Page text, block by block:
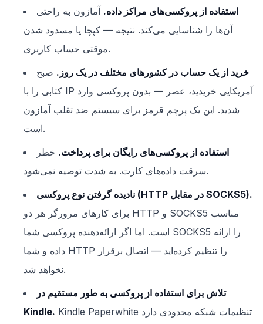
استفاده از پروکسی‌های مراکز داده. آمازون به راحتی
آن‌ها را شناسایی می‌کند. نتیجه — کپچا یا مسدود شدن
موقتی حساب کاربری.
خرید از یک حساب در کشورهای مختلف در یک روز. صبح
کتابی را با IP آمریکایی خریدید، عصر — بدون پروکسی وارد
شدید. این یک پرچم قرمز برای سیستم ضد تقلب آمازون
است.
استفاده از پروکسی‌های رایگان برای پرداخت. خطر
سرقت داده‌های کارت. به شدت توصیه نمی‌شود.
نادیده گرفتن نوع پروکسی (HTTP در مقابل SOCKS5).
برای کارهای مرورگر هر دو HTTP و SOCKS5 مناسب
است. اما اگر ارائه‌دهنده پروکسی شما SOCKS5 را ارائه
داده و شما HTTP را تنظیم کرده‌اید — اتصال برقرار
نخواهد شد.
تلاش برای استفاده از پروکسی به طور مستقیم در
Kindle. Kindle Paperwhite تنظیمات شبکه محدودی دارد